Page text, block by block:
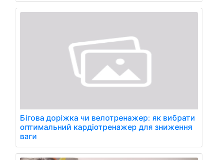
Бігова доріжка чи велотренажер: як вибрати
оптимальний кардіотренажер для зниження
ваги